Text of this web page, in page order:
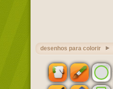
desenhos para colorir